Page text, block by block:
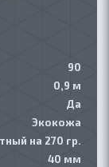
90
0,9 м
Да
Экокожа
на 270 гр.
40 мм